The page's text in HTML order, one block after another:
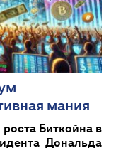
мания
Биткойна в
Дональда